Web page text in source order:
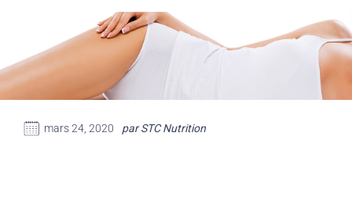
mars 24, 2020 par STC Nutrition